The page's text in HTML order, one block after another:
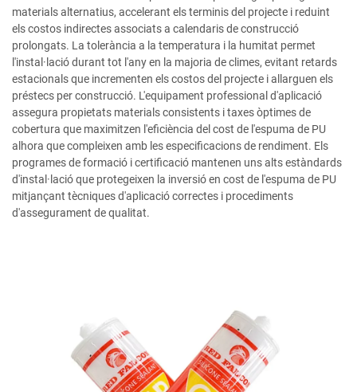
materials alternatius, accelerant els terminis del projecte i reduint
els costos indirectes associats a calendaris de construcció
prolongats. La tolerància a la temperatura i la humitat permet
l'instal·lació durant tot l'any en la majoria de climes, evitant retards
estacionals que incrementen els costos del projecte i allarguen els
préstecs per construcció. L'equipament professional d'aplicació
assegura propietats materials consistents i taxes òptimes de
cobertura que maximitzen l'eficiència del cost de l'espuma de PU
alhora que compleixen amb les especificacions de rendiment. Els
programes de formació i certificació mantenen uns alts estàndards
d'instal·lació que protegeixen la inversió en cost de l'espuma de PU
mitjançant tècniques d'aplicació correctes i procediments
d'assegurament de qualitat.